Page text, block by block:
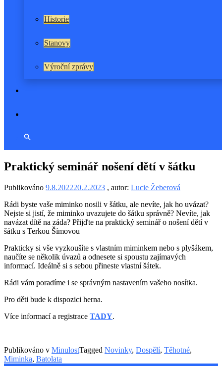
Historie
Stanovy
Výroční zprávy
Praktický seminář nošení dětí v šátku
Publikováno 9.8.202220.2.2023 , autor: Lucie Žeberová
Rádi byste vaše miminko nosili v šátku, ale nevíte, jak ho uvázat?
Nejste si jistí, že miminko uvazujete do šátku správně? Nevíte, jak
navázat dítě na záda? Přijďte na praktický seminář o nošení dětí v
šátku s Terkou Šímovou
Prakticky si vše vyzkoušíte s vlastním miminkem nebo s plyšákem,
naučíte se několik úvazů a odnesete si spoustu zajímavých
informací. Ideálně si s sebou přineste vlastní šátek.
Rádi vám poradíme i se správným nastavením vašeho nosítka.
Pro děti bude k dispozici herna.
Více informací a registrace TADY.
Publikováno v MinulostTagged Novinky, Dospělí, Těhotné,
Miminka, Batolata